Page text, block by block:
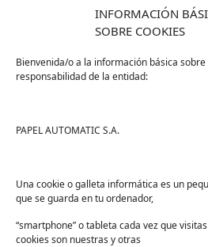
INFORMACIÓN
SOBRE COOKIES
Bienvenida/o a la información básica
responsabilidad de la entidad:
PAPEL AUTOMATIC S.A.
Una cookie o galleta informática es un
que se guarda en tu ordenador,
“smartphone” o tableta cada vez que
cookies son nuestras y otras
Tienda PAPELMATIC
Lista de deseos
Términos y condiciones
Devoluciones